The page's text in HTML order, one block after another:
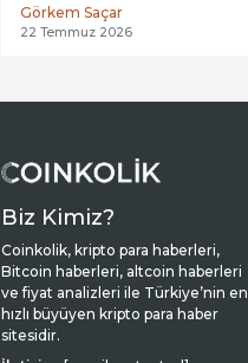
Görkem Saçar
22 Temmuz 2026
Biz Kimiz?
Coinkolik, kripto para haberleri,
Bitcoin haberleri, altcoin haberleri
ve fiyat analizleri ile Türkiye’nin en
hızlı büyüyen kripto para haber
sitesidir.